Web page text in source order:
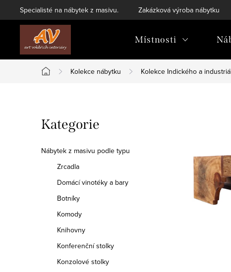
na
Specialisté na nábytek z masivu. Zakázková výroba nábytku
Místnosti
Domů
Kolekce nábytku Kolekce Indického a
o
s
Přeskočit
kategorie
Kategorie
Nábytek z masivu podle typu
Zrcadla
Domácí vinotéky a bary
Botníky
Komody
Knihovny
Konferenční stolky
Konzolové stolky